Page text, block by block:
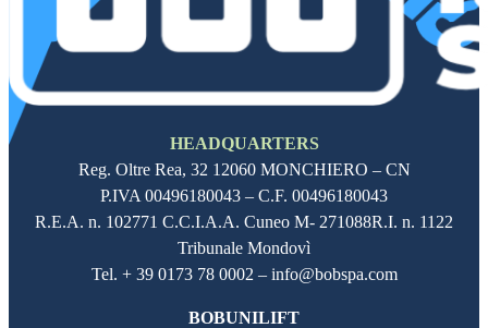
HEADQUARTERS
Reg. Oltre Rea, 32 12060 MONCHIERO – CN
P.IVA 00496180043 – C.F. 00496180043
R.E.A. n. 102771 C.C.I.A.A. Cuneo M- 271088R.I. n. 1122
Tribunale Mondovì
Tel. + 39 0173 78 0002 – info@bobspa.com
BOBUNILIFT